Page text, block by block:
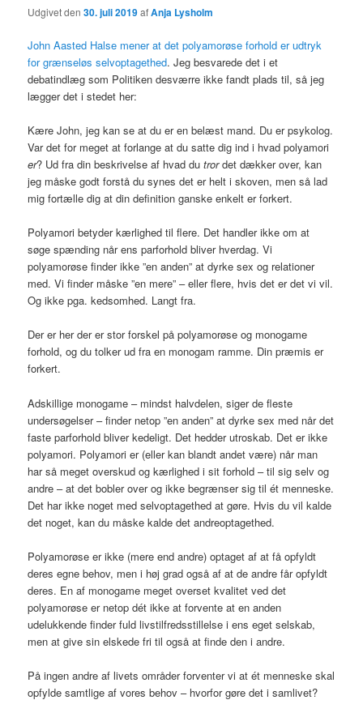
Udgivet den30. juli 2019afAnja Lysholm
John Aasted Halse mener at det polyamorøse forhold er udtryk
for grænseløs selvoptagethed. Jeg besvarede det i et
debatindlæg som Politiken desværre ikke fandt plads til, så jeg
lægger det i stedet her:
Kære John, jeg kan se at du er en belæst mand. Du er psykolog.
Var det for meget at forlange at du satte dig ind i hvad polyamori
er? Ud fra din beskrivelse af hvad dutrordet dækker over, kan
jeg måske godt forstå du synes det er helt i skoven, men så lad
mig fortælle dig at din definition ganske enkelt er forkert.
Polyamori betyder kærlighed til flere. Det handler ikke om at
søge spænding når ens parforhold bliver hverdag. Vi
polyamorøse finder ikke ”en anden” at dyrke sex og relationer
med. Vi finder måske ”en mere” – eller flere, hvis det er det vi vil.
Og ikke pga. kedsomhed. Langt fra.
Der er her der er stor forskel på polyamorøse og monogame
forhold, og du tolker ud fra en monogam ramme. Din præmis er
forkert.
Adskillige monogame – mindst halvdelen, siger de fleste
undersøgelser – finder netop ”en anden” at dyrke sex med når det
faste parforhold bliver kedeligt. Det hedder utroskab. Det er ikke
polyamori. Polyamori er (eller kan blandt andet være) når man
har så meget overskud og kærlighed i sit forhold – til sig selv og
andre – at det bobler over og ikke begrænser sig til ét menneske.
Det har ikke noget med selvoptagethed at gøre. Hvis du vil kalde
det noget, kan du måske kalde det andreoptagethed.
Polyamorøse er ikke (mere end andre) optaget af at få opfyldt
deres egne behov, men i høj grad også af at de andre får opfyldt
deres. En af monogame meget overset kvalitet ved det
polyamorøse er netop dét ikke at forvente at en anden
udelukkende finder fuld livstilfredsstillelse i ens eget selskab,
men at give sin elskede fri til også at finde den i andre.
På ingen andre af livets områder forventer vi at ét menneske skal
opfylde samtlige af vores behov – hvorfor gøre det i samlivet?